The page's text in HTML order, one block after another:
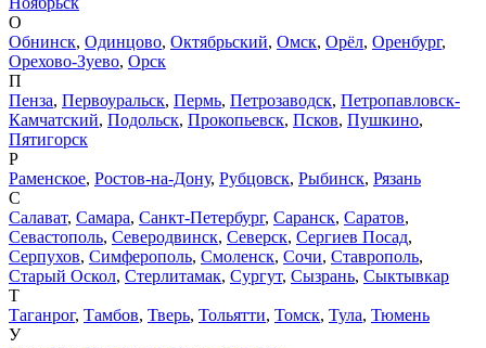
О
Обнинск, Одинцово, Октябрьский, Омск, Орёл, Оренбург,
Орехово-Зуево, Орск
П
Пенза, Первоуральск, Пермь, Петрозаводск, Петропавловск-
Камчатский, Подольск, Прокопьевск, Псков, Пушкино,
Пятигорск
Р
Раменское, Ростов-на-Дону, Рубцовск, Рыбинск, Рязань
С
Салават, Самара, Санкт-Петербург, Саранск, Саратов,
Севастополь, Северодвинск, Северск, Сергиев Посад,
Серпухов, Симферополь, Смоленск, Сочи, Ставрополь,
Старый Оскол, Стерлитамак, Сургут, Сызрань, Сыктывкар
Т
Таганрог, Тамбов, Тверь, Тольятти, Томск, Тула, Тюмень
У